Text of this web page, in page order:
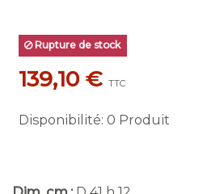
Rupture de stock
139,10 € TTC
Disponibilité: 0 Produit